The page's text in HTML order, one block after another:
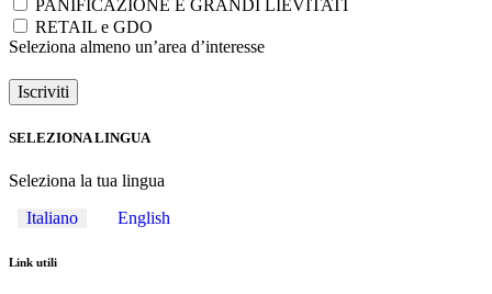
PANIFICAZIONE E GRANDI LIEVITATI
RETAIL e GDO
Seleziona almeno un’area d’interesse
Iscriviti
SELEZIONA LINGUA
Seleziona la tua lingua
Italiano
English
Link utili